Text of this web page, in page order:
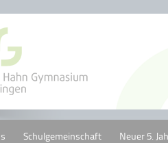
Schulgemeinschaft Neuer 5.